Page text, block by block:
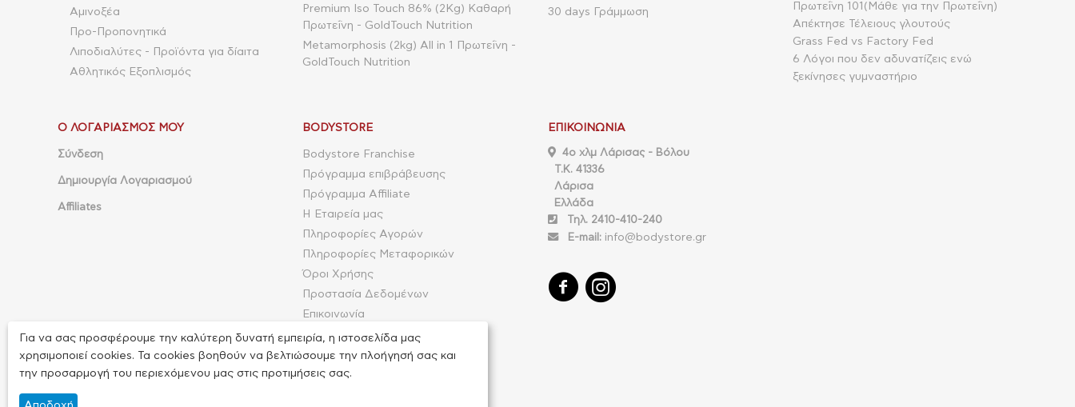
Αμινοξέα
Προ-Προπονητικά
Λιποδιαλύτες - Προϊόντα για δίαιτα
Αθλητικός Εξοπλισμός
Premium Iso Touch 86% (2Kg) Καθαρή
Πρωτεΐνη - GoldTouch Nutrition
Metamorphosis (2kg) All in 1 Πρωτεΐνη -
GoldTouch Nutrition
30 days Γράμμωση
Πρωτεΐνη 101(Μάθε για την Πρωτεΐνη)
Απέκτησε Τέλειους γλουτούς
Grass Fed vs Factory Fed
6 Λόγοι που δεν αδυνατίζεις ενώ
ξεκίνησες γυμναστήριο
Ο ΛΟΓΑΡΙΑΣΜΌΣ ΜΟΥ
Σύνδεση
Δημιουργία Λογαριασμού
Affiliates
BODYSTORE
Bodystore Franchise
Πρόγραμμα επιβράβευσης
Πρόγραμμα Affiliate
Η Εταιρεία μας
Πληροφορίες Αγορών
Πληροφορίες Μεταφορικών
Όροι Χρήσης
Προστασία Δεδομένων
Επικοινωνία
Φόρμα επιστροφής παραγγελίας
Site Map
ΕΠΙΚΟΙΝΩΝΊΑ
4o χλμ Λάρισας - Βόλου
Τ.Κ. 41336
Λάρισα
Ελλάδα
Τηλ. 2410-410-240
E-mail: info@bodystore.gr
Για να σας προσφέρουμε την καλύτερη δυνατή εμπειρία, η ιστοσελίδα μας
χρησιμοποιεί cookies. Τα cookies βοηθούν να βελτιώσουμε την πλοήγησή σας και
την προσαρμογή του περιεχόμενου μας στις προτιμήσεις σας.